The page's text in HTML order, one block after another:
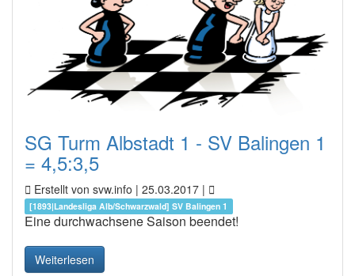
SG Turm Albstadt 1 - SV Balingen 1
= 4,5:3,5
Erstellt von svw.info | 25.03.2017 |
[1893|Landesliga Alb/Schwarzwald] SV Balingen 1
Eine durchwachsene Saison beendet!
Weiterlesen